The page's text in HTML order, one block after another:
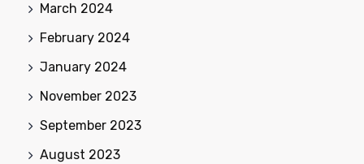
March 2024
February 2024
January 2024
November 2023
September 2023
August 2023